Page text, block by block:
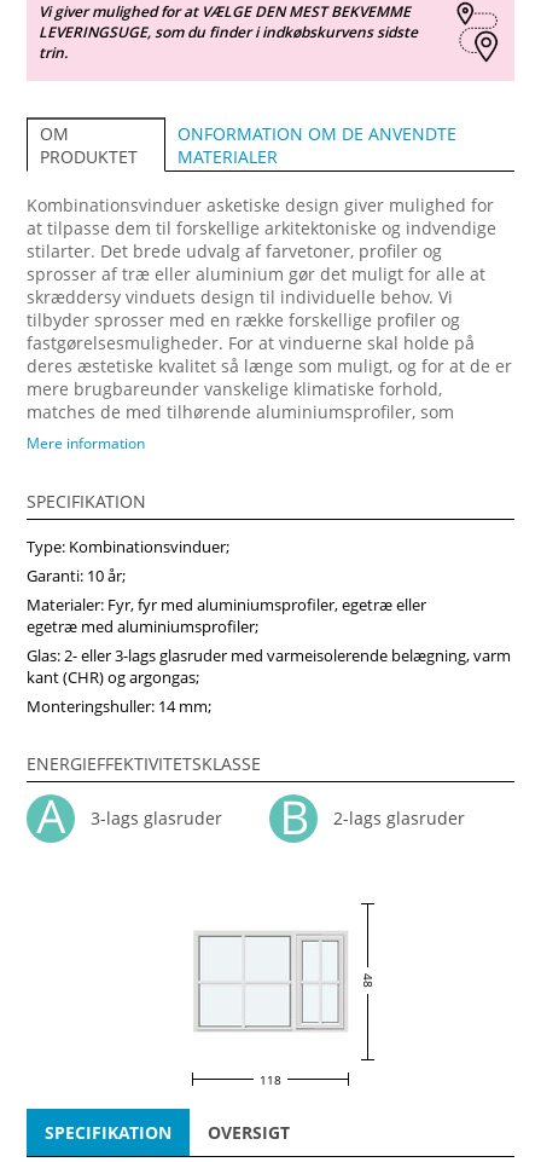
Vi giver mulighed for at VÆLGE DEN MEST BEKVEMME
LEVERINGSUGE, som du finder i indkøbskurvens sidste
trin.
OM
PRODUKTET
ONFORMATION OM DE ANVENDTE
MATERIALER
Kombinationsvinduer asketiske design giver mulighed for
at tilpasse dem til forskellige arkitektoniske og indvendige
stilarter. Det brede udvalg af farvetoner, profiler og
sprosser af træ eller aluminium gør det muligt for alle at
skræddersy vinduets design til individuelle behov. Vi
tilbyder sprosser med en række forskellige profiler og
fastgørelsesmuligheder. For at vinduerne skal holde på
deres æstetiske kvalitet så længe som muligt, og for at de er
mere brugbareunder vanskelige klimatiske forhold,
matches de med tilhørende aluminiumsprofiler, som
fastgøres på ydersiden. Forvandl dit hjem med vores
at vælge vores produkter fra midten af træ, som vil sikre
større produktstabilitet, holdbarhed og i høj grad forlænge
produktets levetid. Køb vinduer i Vinduerpro onlinebutik til
billige priser. Vi sikrer høj kombinationsvindue kvalitet og
hurtig levering.
Mere information
SPECIFIKATION
Type: Kombinationsvinduer;
Garanti: 10 år;
Materialer: Fyr, fyr med aluminiumsprofiler, egetræ eller
egetræ med aluminiumsprofiler;
Glas: 2- eller 3-lags glasruder med varmeisolerende belægning, varm
kant (CHR) og argongas;
Monteringshuller: 14 mm;
ENERGIEFFEKTIVITETSKLASSE
3-lags glasruder 2-lags glasruder
48
118
SPECIFIKATION OVERSIGT